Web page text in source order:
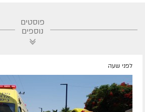
פוסטים
נוספים
לפני שעה